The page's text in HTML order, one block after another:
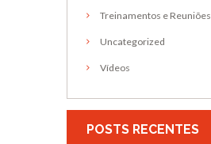
Treinamentos e Reuniões
Uncategorized
Vídeos
POSTS RECENTES